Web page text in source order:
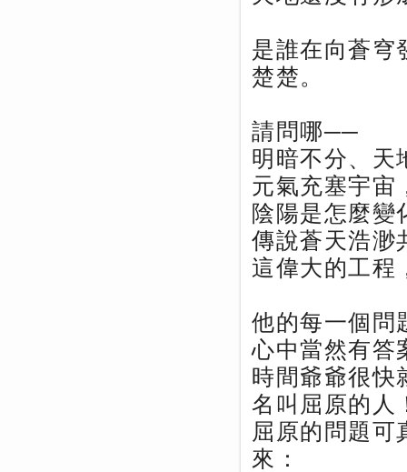
是誰在向蒼穹
楚楚。
請問哪──
明暗不分、天
元氣充塞宇宙
陰陽是怎麼變
傳說蒼天浩渺
這偉大的工程
他的每一個問
心中當然有答
時間爺爺很快
名叫屈原的人
屈原的問題可
來：